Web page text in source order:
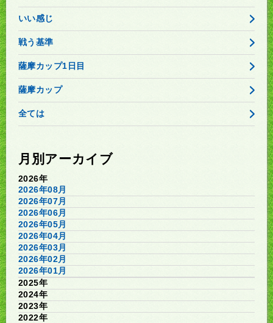
いい感じ
戦う基準
薩摩カップ1日目
薩摩カップ
全ては
月別アーカイブ
2026年
2026年08月
2026年07月
2026年06月
2026年05月
2026年04月
2026年03月
2026年02月
2026年01月
2025年
2024年
2023年
2022年